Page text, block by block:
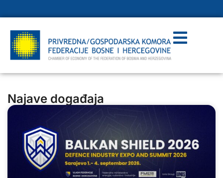
Najave događaja